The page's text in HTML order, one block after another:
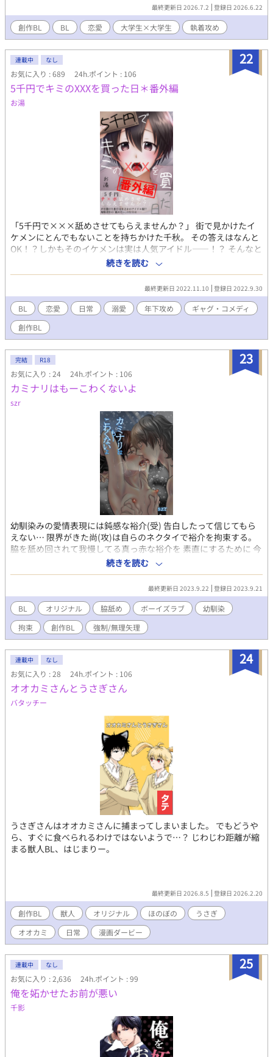
最終更新日 2026.7.2 登録日 2026.6.22
創作BL BL 恋愛 大学生×大学生 執着攻め
22
連載中 なし
お気に入り : 689 24h.ポイント : 106
5千円でキミのXXXを買った日＊番外編
お湯
「5千円で×××舐めさせてもらえませんか？」 街で見かけたイ
ケメンにとんでもないことを持ちかけた千秋。 その答えはなんと
OK！？しかもそのイケメンは実は人気アイドル――！？ そんなと
んでもない出会いのふたりも、いまは恋人同士！ ちょっとエッチ
な千秋と、そんな千秋が可愛い大牙の、可愛くて優しいほのぼの
番外編です ※本編は電子書籍配信中のため掲載していません
続きを読む
最終更新日 2022.11.10 登録日 2022.9.30
BL 恋愛 日常 溺愛 年下攻め
ギャグ・コメディ
創作BL
23
完結 R18
お気に入り : 24 24h.ポイント : 106
カミナリはもーこわくないよ
szr
幼馴染みの愛情表現には鈍感な裕介(受) 告白したって信じてもら
えない… 限界がきた尚(攻)は自らのネクタイで裕介を拘束する。
脇を舐め回されて我慢してる真っ赤な裕介を 素直にするために 今
度は乳首をしつこく愛撫する。 次第に裕介の乳首が尚の愛撫の形
に変わっていく…
続きを読む
最終更新日 2023.9.22 登録日 2023.9.21
BL オリジナル 脇舐め ボーイズラブ
幼馴染
拘束
創作BL 強制/無理矢理
24
連載中 なし
お気に入り : 28 24h.ポイント : 106
オオカミさんとうさぎさん
バタッチー
うさぎさんはオオカミさんに捕まってしまいました。 でもどうや
ら、すぐに食べられるわけではないようで…？ じわじわ距離が縮
まる獣人BL、はじまりー。
最終更新日 2026.8.5 登録日 2026.2.20
創作BL 獣人 オリジナル ほのぼの
うさぎ
オオカミ
日常 漫画ダービー
25
連載中 なし
お気に入り : 2,636 24h.ポイント : 99
俺を妬かせたお前が悪い
千影